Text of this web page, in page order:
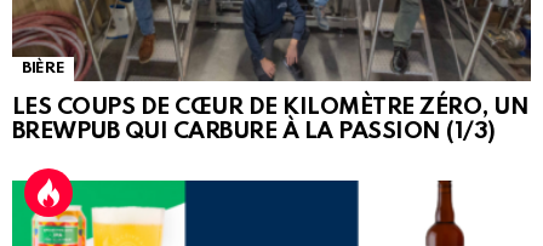
BIÈRE
LES COUPS DE CŒUR DE KILOMÈTRE ZÉRO, UN
BREWPUB QUI CARBURE À LA PASSION (1/3)